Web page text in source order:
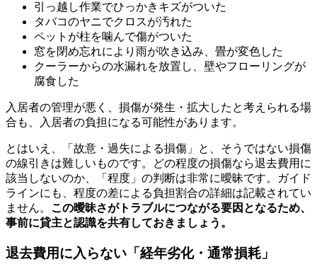
引っ越し作業でひっかきキズがついた
タバコのヤニでクロスが汚れた
ペットが柱を噛んで傷がついた
窓を閉め忘れにより雨が吹き込み、畳が変色した
クーラーからの水漏れを放置し、壁やフローリングが
腐食した
入居者の管理が悪く、損傷が発生・拡大したと考えられる場
合も、入居者の負担になる可能性があります。
とはいえ、「故意・過失による損傷」と、そうではない損傷
の線引きは難しいものです。どの程度の損傷なら退去費用に
該当しないのか、「程度」の判断は非常に曖昧です。ガイド
ラインにも、程度の差による負担割合の詳細は記載されてい
ません。 この曖昧さがトラブルにつながる要因となるため、
事前に貸主と認識を共有しておきましょう。
退去費用に入らない「経年劣化・通常損耗」